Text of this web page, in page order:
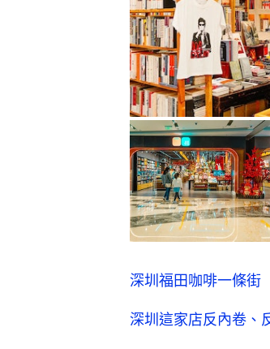
深圳福田咖啡一條
深圳這家店反內卷